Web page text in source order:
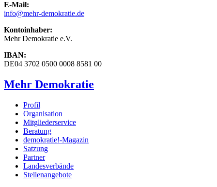
E-Mail:
info@mehr-demokratie.de
Kontoinhaber:
Mehr Demokratie e.V.
IBAN:
DE04 3702 0500 0008 8581 00
Mehr Demokratie
Profil
Organisation
Mitgliederservice
Beratung
demokratie!-Magazin
Satzung
Partner
Landesverbände
Stellenangebote